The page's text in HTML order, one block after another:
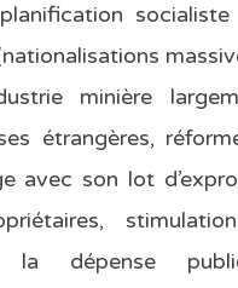
minière
étrangères,
avec son lot
la dépense